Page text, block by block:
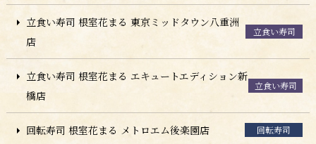
立食い寿司 根室花まる 東京ミッドタウン八重洲
店
立食い寿司
立食い寿司 根室花まる エキュートエディション新
橋店
立食い寿司
回転寿司 根室花まる メトロエム後楽園店 回転寿司